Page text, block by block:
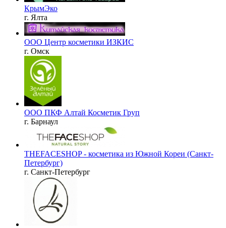
КрымЭко
г. Ялта
ООО Центр косметики ИЗКИС
г. Омск
ООО ПКФ Алтай Косметик Груп
г. Барнаул
THEFACESHOP - косметика из Южной Кореи (Санкт-
Петербург)
г. Санкт-Петербург